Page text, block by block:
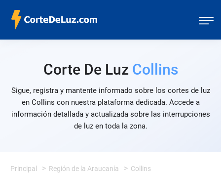
Corte De Luz Collins
Sigue, registra y mantente informado sobre los cortes de luz
en Collins con nuestra plataforma dedicada. Accede a
información detallada y actualizada sobre las interrupciones
de luz en toda la zona.
Principal Región de la Araucanía Collins